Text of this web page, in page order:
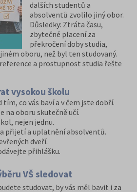
dalších studentů a
absolventů zvolilo jiný obor.
Důsledky: Ztráta času,
zbytečné placení za
překročení doby studia,
oboru, než byl ten studovaný.
a prostupnost studia řešte
vysokou školu
tím, co vás baví a v čem jste dobří.
na oboru skutečně učí.
nejen jednu.
přijetí a uplatnění absolventů.
dveří.
přihlášku.
VŠ sledovat
studovat, by vás měl bavit i za